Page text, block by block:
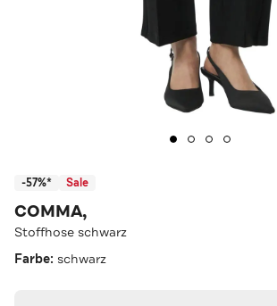
-57%* Sale
COMMA,
Stoffhose schwarz
Farbe: schwarz